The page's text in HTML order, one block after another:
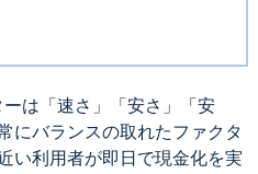
は「速さ」「安さ」「安
にバランスの取れたファクタ
い利用者が即日で現金化を実